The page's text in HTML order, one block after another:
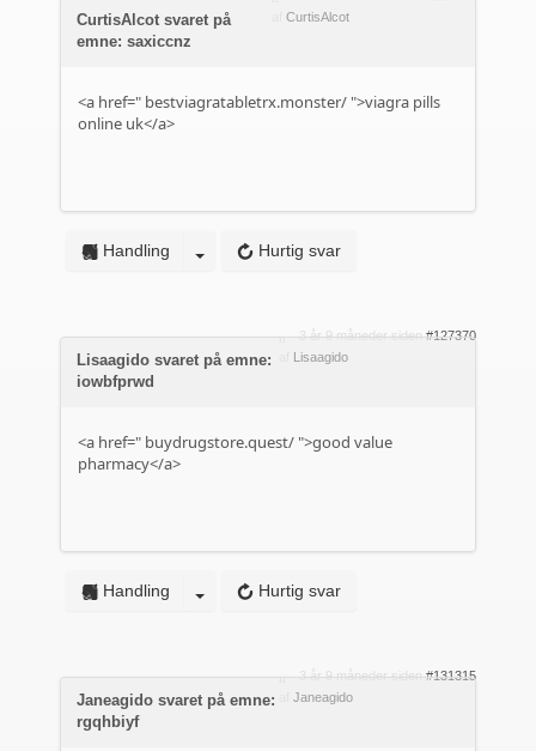
CurtisAlcot
CurtisAlcot svaret på
emne: saxiccnz
<a href=" bestviagratabletrx.monster/ ">viagra pills
online uk</a>
Hurtig svar
Handling
3 år 9 måneder siden #127370
Lisaagido
Lisaagido svaret på emne:
iowbfprwd
<a href=" buydrugstore.quest/ ">good value
pharmacy</a>
Hurtig svar
Handling
3 år 9 måneder siden #131315
Janeagido
Janeagido svaret på emne:
rgqhbiyf